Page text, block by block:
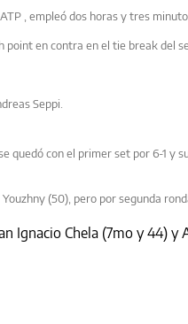
, empleó dos horas y tres
en contra en el tie break del
Seppi.
quedó con el primer set por 6-1 y
(50), pero por segunda
Ignacio Chela (7mo y 44) y